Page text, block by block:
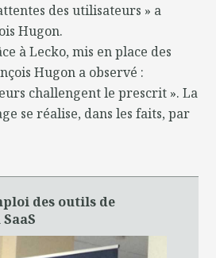
des utilisateurs » a
Hugon.
à Lecko, mis en place des
Hugon a observé :
challengent le prescrit ». La
se réalise, dans les faits, par
des outils de